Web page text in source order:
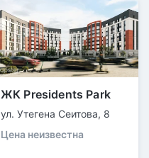
ЖК Presidents Park
ул. Утегена Сеитова, 8
Цена неизвестна